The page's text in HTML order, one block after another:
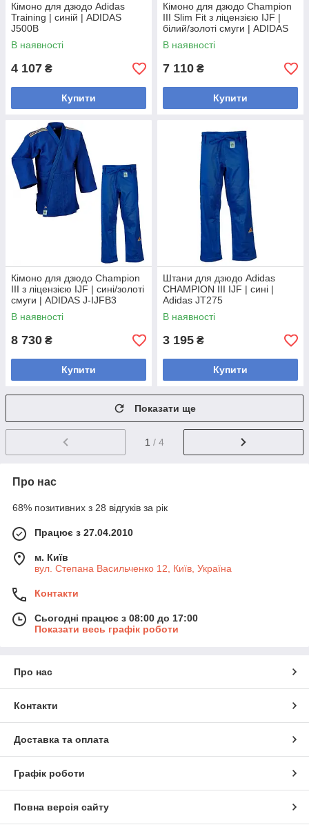
Кімоно для дзюдо Adidas
Training | синій | ADIDAS
J500B
В наявності
4 107 ₴
Купити
Кімоно для дзюдо Champion
III Slim Fit з ліцензією IJF |
білий/золоті смуги | ADIDAS
J-IJF3
В наявності
7 110 ₴
Купити
Кімоно для дзюдо Champion
III з ліцензією IJF | сині/золоті
смуги | ADIDAS J-IJFB3
В наявності
8 730 ₴
Купити
Штани для дзюдо Adidas
CHAMPION III IJF | сині |
Adidas JT275
В наявності
3 195 ₴
Купити
Показати ще
1 / 4
Про нас
68% позитивних з 28 відгуків за рік
Працює з 27.04.2010
м. Київ
вул. Степана Васильченко 12, Київ, Україна
Контакти
Сьогодні працює з 08:00 до 17:00
Показати весь графік роботи
Про нас
Контакти
Доставка та оплата
Графік роботи
Повна версія сайту